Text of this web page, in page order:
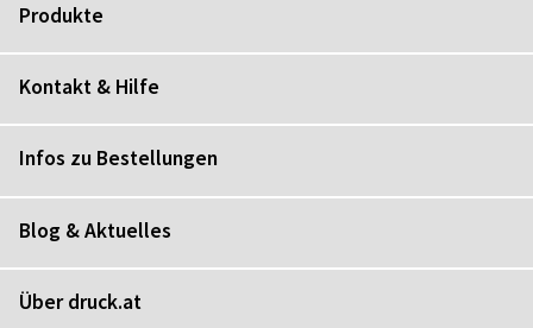
Produkte
Kontakt & Hilfe
Infos zu Bestellungen
Blog & Aktuelles
Über druck.at